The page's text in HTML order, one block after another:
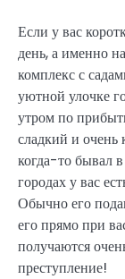
Если у вас
день, а именно
комплекс с
уютной улочке
утром по
сладкий и очень
когда-то бывал
городах у вас
Обычно его
его прямо при
получаются
преступление!